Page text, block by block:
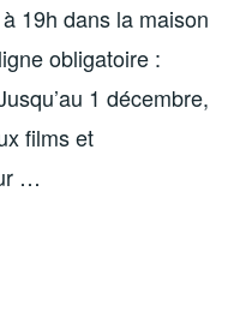
19h dans la maison
obligatoire :
1 décembre,
films et
…